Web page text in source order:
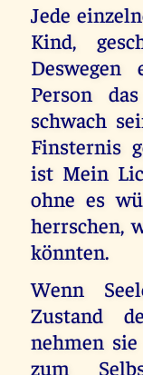
Jede
Kind,
Person
schwach
Finsternis
ist Mein
ohne es
herrschen,
könnten.
Wenn
Zustand
nehmen
zum